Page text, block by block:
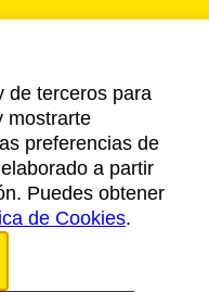
Todos los derechos
de terceros para
mostrarte
preferencias de
a partir
Puedes obtener
de Cookies.